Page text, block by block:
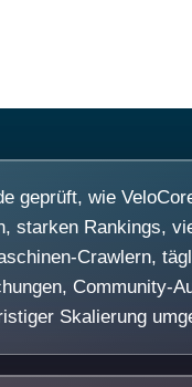
geprüft, wie
starken Rankings,
Crawlern,
Community-
Skalierung